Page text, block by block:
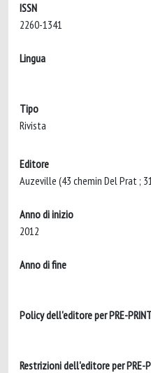
ISSN
Lingua
Tipo
Rivista
Editore
Anno di inizio
Anno di fine
Policy dell'editore per PRE-
Restrizioni dell'editore per PRE-